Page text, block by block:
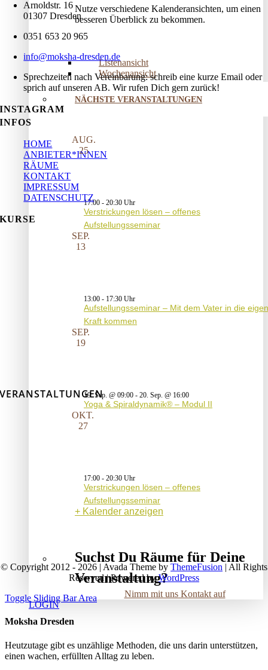
Nutze verschiedene Kalenderansichten, um einen
besseren Überblick zu bekommen.
Listenansicht
Wochenansicht
NÄCHSTE VERANSTALTUNGEN
AUG.
25
17:00 - 20:30
Verstrickungen lösen – offenes
Aufstellungsseminar
SEP.
13
13:00 - 17:30
Aufstellungsseminar – Mit dem Vater in die
Kraft kommen
SEP.
19
19. Sep. @ 09:00 - 20. Sep. @ 16:00
Yoga & Spiraldynamik® – Modul II
OKT.
27
17:00 - 20:30
Verstrickungen lösen – offenes
Aufstellungsseminar
Kalender anzeigen
Suchst Du Räume für Deine
Veranstaltung?
Nimm mit uns Kontakt auf
LOGIN
Arnoldstr. 16
01307 Dresden
0351 653 20 965
info@moksha-dresden.de
Sprechzeiten nach Vereinbarung: schreib eine kurze Email oder
sprich auf unseren AB. Wir rufen Dich gern zurück!
INSTAGRAM
INFOS
HOME
ANBIETER*INNEN
RÄUME
KONTAKT
IMPRESSUM
DATENSCHUTZ
KURSE
VERANSTALTUNGEN
© Copyright 2012 - 2026 | Avada Theme by ThemeFusion | All Rights
Reserved | Powered byWordPress
Toggle Sliding Bar Area
Moksha Dresden
Heutzutage gibt es unzählige Methoden, die uns darin unterstützen,
einen wachen, erfüllten Alltag zu leben.